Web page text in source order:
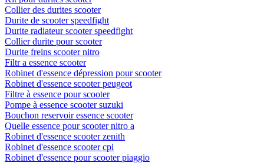
Collier des durites scooter
Durite de scooter speedfight
Durite radiateur scooter speedfight
Collier durite pour scooter
Durite freins scooter nitro
Filtr a essence scooter
Robinet d'essence dépression pour scooter
Robinet d'essence scooter peugeot
Filtre à essence pour scooter
Pompe à essence scooter suzuki
Bouchon reservoir essence scooter
Quelle essence pour scooter nitro a
Robinet d'essence scooter zenith
Robinet d'essence scooter cpi
Robinet d'essence pour scooter piaggio